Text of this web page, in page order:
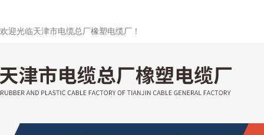
欢迎光临天津市电缆总厂橡塑电缆厂！